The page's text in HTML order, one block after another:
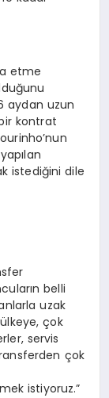
etme
aydan uzun
kontrat
istediğini dile
belli
uzak
çok
servis
çok
istiyoruz.”